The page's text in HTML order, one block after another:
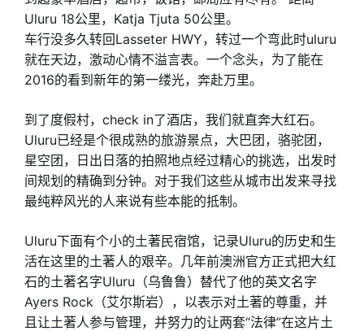
Uluru 18公里，Katja Tjuta 50公里。
车行没多久转回Lasseter HWY，转过一个弯此时uluru
就在天边，激动心情不溢言表。一个念头，为了能在
2016的看到新年的第一缕光，奔赴万里。
到了度假村，check in了酒店，我们就直奔大红石。
Uluru已经是个很成熟的旅游景点，大巴团，骆驼团，
星空团，日出日落的拍照地点经过精心的挑选，出发时
间规划的精确到分钟。对于我们这些从城市出发来寻找
最纯粹风光的人来说有些本能的抵制。
Uluru下面有个小的土著民宿馆，记录Uluru的历史和生
活在这里的土著人的艰辛。几年前澳洲官方正式把大红
石的土著名字Uluru（乌鲁鲁）替代了他的英文名字
Ayers Rock（艾尔斯岩），以表示对土著的尊重，并
且让土著人参与管理，并努力的让两套“法律”在这片土